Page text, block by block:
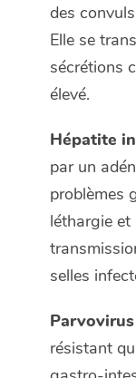
des
Elle se
sécrétions
élevé.
Hépatite
par un
problèmes
léthargie
selles
résistant